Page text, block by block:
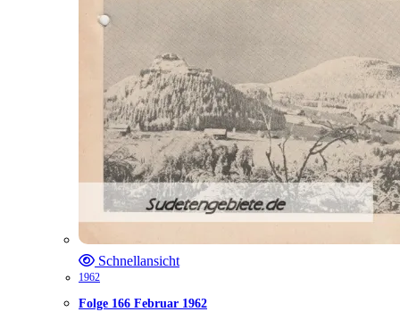
Schnellansicht
1962
Folge 166 Februar 1962